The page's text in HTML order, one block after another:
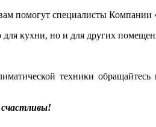
помогут специалисты Компании
для кухни, но и для других
техники обращайтесь